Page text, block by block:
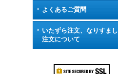
よくあるご質問
いたずら注文、なりすまし
注文について